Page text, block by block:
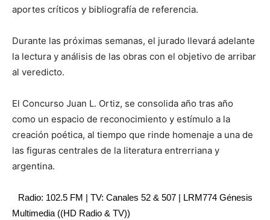
aportes críticos y bibliografía de referencia.
Durante las próximas semanas, el jurado llevará adelante
la lectura y análisis de las obras con el objetivo de arribar
al veredicto.
El Concurso Juan L. Ortiz, se consolida año tras año
como un espacio de reconocimiento y estímulo a la
creación poética, al tiempo que rinde homenaje a una de
las figuras centrales de la literatura entrerriana y
argentina.
Radio: 102.5 FM | TV: Canales 52 & 507 | LRM774 Génesis
Multimedia ((HD Radio & TV))